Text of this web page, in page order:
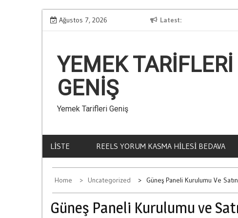
Skip
to
Ağustos 7, 2026 Latest
Kumar Ve Aile İci Krizler
YEMEK TARIFLERI
GENIŞ
Yemek Tarifleri Geniş
LISTE REELS YORUM KASMA HILESI BEDAVA
Home Uncategorized Güneş Paneli Kurulumu Ve
Güneş Paneli Kurulumu ve